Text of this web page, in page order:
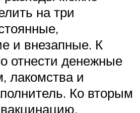
на три
и внезапные. К
отнести денежные
лакомства и
Ко вторым